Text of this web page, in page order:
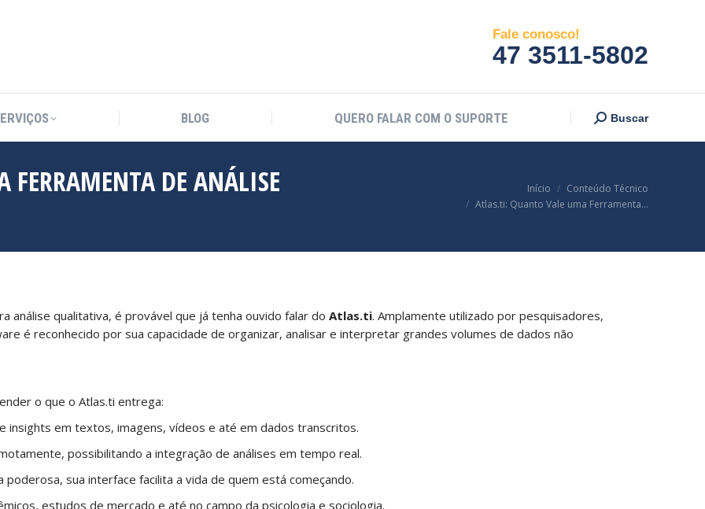
Fale conosco!
47 3511-5802
BLOG QUERO FALAR COM O SUPORTE Search:
Buscar
DE ANÁLISE
Início
Conteúdo Técnico
Atlas.ti: Quanto Vale uma Ferramenta…
análise qualitativa, é provável que já tenha ouvido falar do Atlas.ti. Amplamente utilizado por pesquisadores,
é reconhecido por sua capacidade de organizar, analisar e interpretar grandes volumes de dados não
o que o Atlas.ti entrega:
insights em textos, imagens, vídeos e até em dados transcritos.
possibilitando a integração de análises em tempo real.
sua interface facilita a vida de quem está começando.
estudos de mercado e até no campo da psicologia e sociologia.